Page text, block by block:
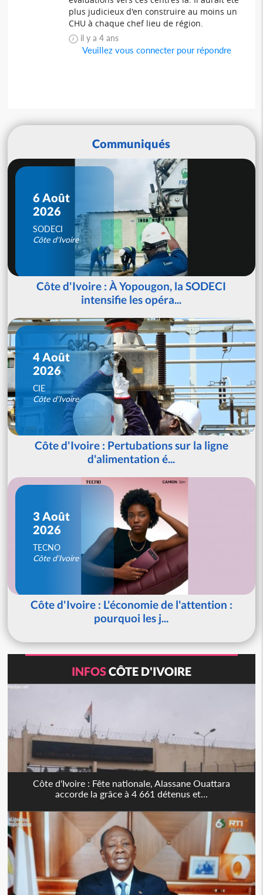
plus judicieux d'en construire au moins un
CHU à chaque chef lieu de région.
il y a 4 ans
Veuillez vous connecter pour répondre
Communiqués
6 Août
2026
SODECI
Côte d'Ivoire
Côte d'Ivoire : À Yopougon, la SODECI
intensifie les opéra...
4 Août
2026
CIE
Côte d'Ivoire
Côte d'Ivoire : Pertubations sur la ligne
d'alimentation é...
3 Août
2026
TECNO
Côte d'Ivoire
Côte d'Ivoire : L'économie de l'attention :
pourquoi les j...
INFOSCÔTE D'IVOIRE
Côte d'Ivoire : Fête nationale, Alassane Ouattara
accorde la grâce à 4 661 détenus et...